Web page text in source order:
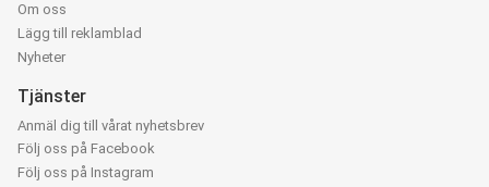
Om oss
Lägg till reklamblad
Nyheter
Tjänster
Anmäl dig till vårat nyhetsbrev
Följ oss på Facebook
Följ oss på Instagram